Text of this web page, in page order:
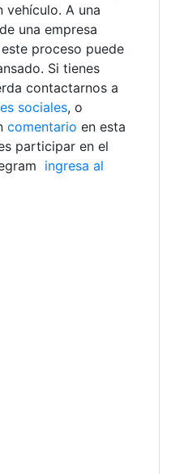
vehículo. A una
una empresa
proceso puede
Si tienes
contactarnos a
sociales, o
comentario en esta
participar en el
ingresa al